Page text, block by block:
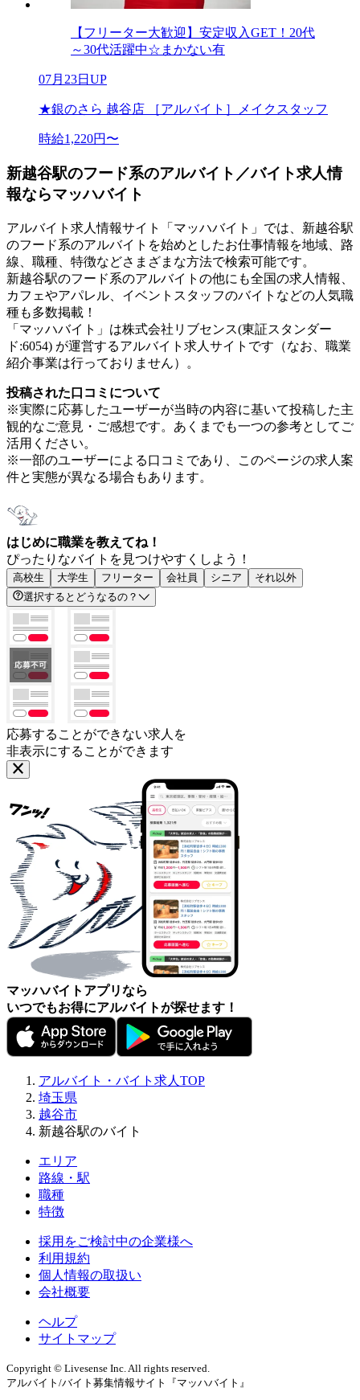
【フリーター大歓迎】安定収入GET！20代
～30代活躍中☆まかない有
07月23日UP
★銀のさら 越谷店 ［アルバイト］メイクスタッフ
時給1,220円〜
新越谷駅のフード系のアルバイト／バイト求人情
報ならマッハバイト
アルバイト求人情報サイト「マッハバイト」では、新越谷駅
のフード系のアルバイトを始めとしたお仕事情報を地域、路
線、職種、特徴などさまざまな方法で検索可能です。
新越谷駅のフード系のアルバイトの他にも全国の求人情報、
カフェやアパレル、イベントスタッフのバイトなどの人気職
種も多数掲載！
「マッハバイト」は株式会社リブセンス(東証スタンダー
ド:6054) が運営するアルバイト求人サイトです（なお、職業
紹介事業は行っておりません）。
投稿された口コミについて
※実際に応募したユーザーが当時の内容に基いて投稿した主
観的なご意見・ご感想です。あくまでも一つの参考としてご
活用ください。
※一部のユーザーによる口コミであり、このページの求人案
件と実態が異なる場合もあります。
はじめに職業を教えてね！
ぴったりなバイトを見つけやすくしよう！
高校生 大学生 フリーター 会社員 シニア
それ以外
選択するとどうなるの？
応募することができない求人を
非表示にすることができます
マッハバイトアプリなら
いつでもお得にアルバイトが探せます！
アルバイト・バイト求人TOP
埼玉県
越谷市
新越谷駅のバイト
エリア
路線・駅
職種
特徴
採用をご検討中の企業様へ
利用規約
個人情報の取扱い
会社概要
ヘルプ
サイトマップ
Copyright © Livesense Inc. All rights reserved.
アルバイト/バイト募集情報サイト『マッハバイト』